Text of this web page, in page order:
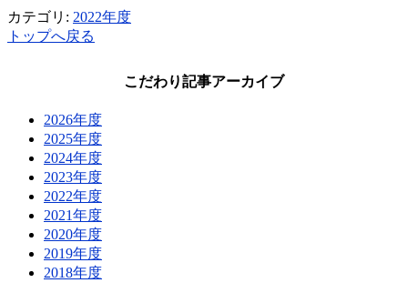
カテゴリ: 2022年度
トップへ戻る
こだわり記事アーカイブ
2026年度
2025年度
2024年度
2023年度
2022年度
2021年度
2020年度
2019年度
2018年度